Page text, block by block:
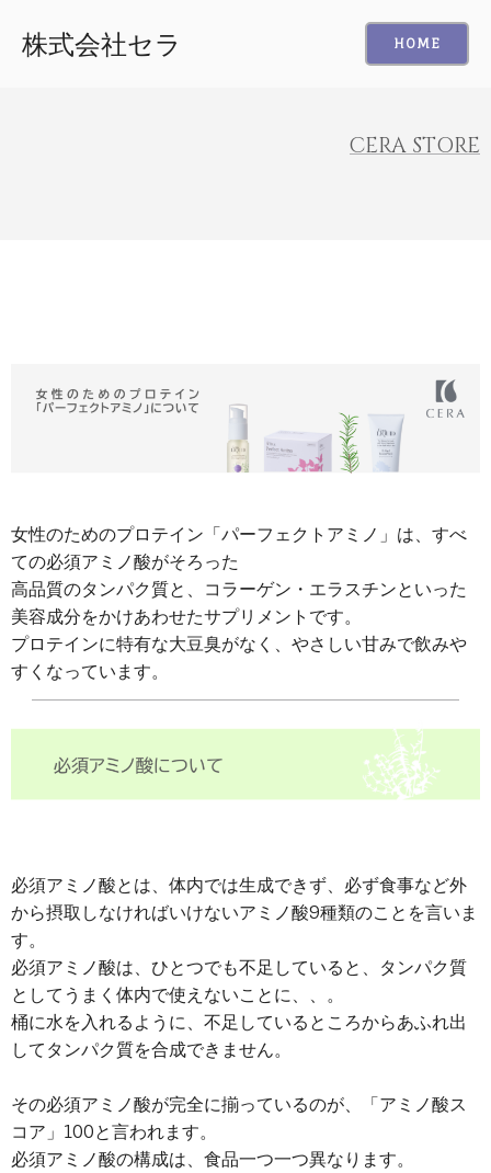
株式会社セラ HOME
CERA STORE
女性のためのプロテイン「パーフェクトアミノ」は、すべ
ての必須アミノ酸がそろった
高品質のタンパク質と、コラーゲン・エラスチンといった
美容成分をかけあわせたサプリメントです。
プロテインに特有な大豆臭がなく、やさしい甘みで飲みや
すくなっています。
必須アミノ酸とは、体内では生成できず、必ず食事など外
から摂取しなければいけないアミノ酸9種類のことを言いま
す。
必須アミノ酸は、ひとつでも不足していると、タンパク質
としてうまく体内で使えないことに、、。
桶に水を入れるように、不足しているところからあふれ出
してタンパク質を合成できません。
その必須アミノ酸が完全に揃っているのが、「アミノ酸ス
コア」100と言われます。
必須アミノ酸の構成は、食品一つ一つ異なります。